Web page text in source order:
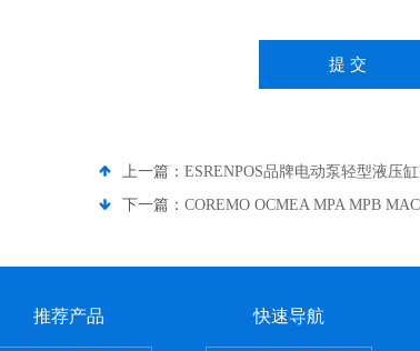
上一篇： ESRENPOS品牌电动泵轻型液压
下一篇： COREMO OCMEA MPA MPB
推荐产品 快速导航